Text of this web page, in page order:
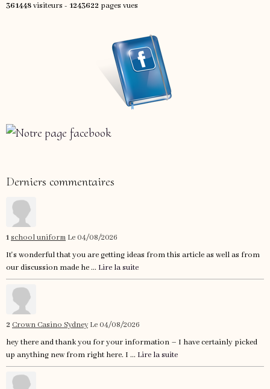
361448visiteurs - 1243622 pages vues
Derniers commentaires
1school uniform Le 04/08/2026
It's wonderful that you are getting ideas from this article as well as from
our discussion made he ... Lire la suite
2 Crown Casino Sydney Le 04/08/2026
hey there and thank you for your information – I have certainly picked
up anything new from right here. I ... Lire la suite